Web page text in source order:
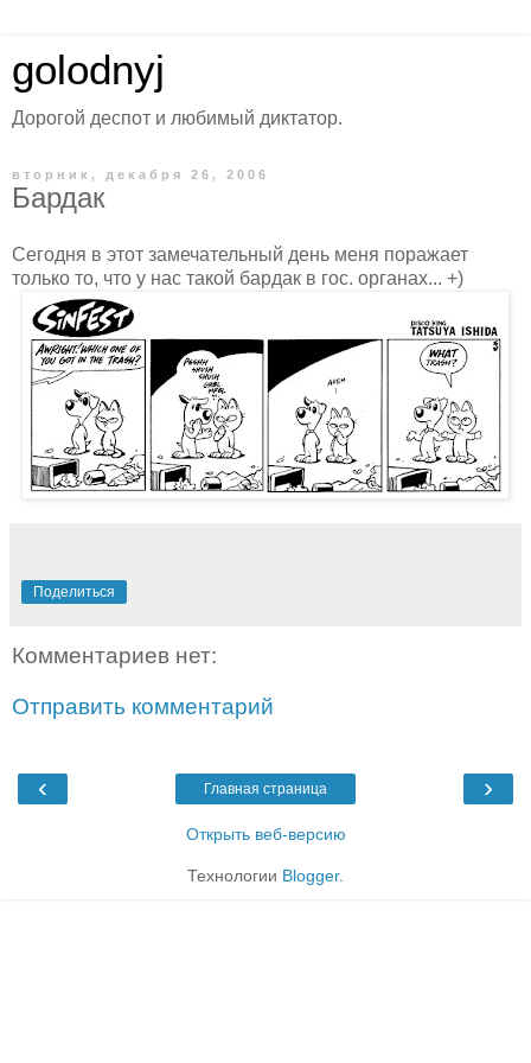
golodnyj
Дорогой деспот и любимый диктатор.
вторник, декабря 26, 2006
Бардак
Сегодня в этот замечательный день меня поражает
только то, что у нас такой бардак в гос. органах... +)
Поделиться
Комментариев нет:
Отправить комментарий
‹ ›
Главная страница
Открыть веб-версию
Технологии Blogger.